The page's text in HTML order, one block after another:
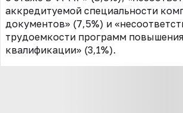
аккредитуемой специальности
документов» (7,5%) и
трудоемкости программ повышения
квалификации» (3,1%).